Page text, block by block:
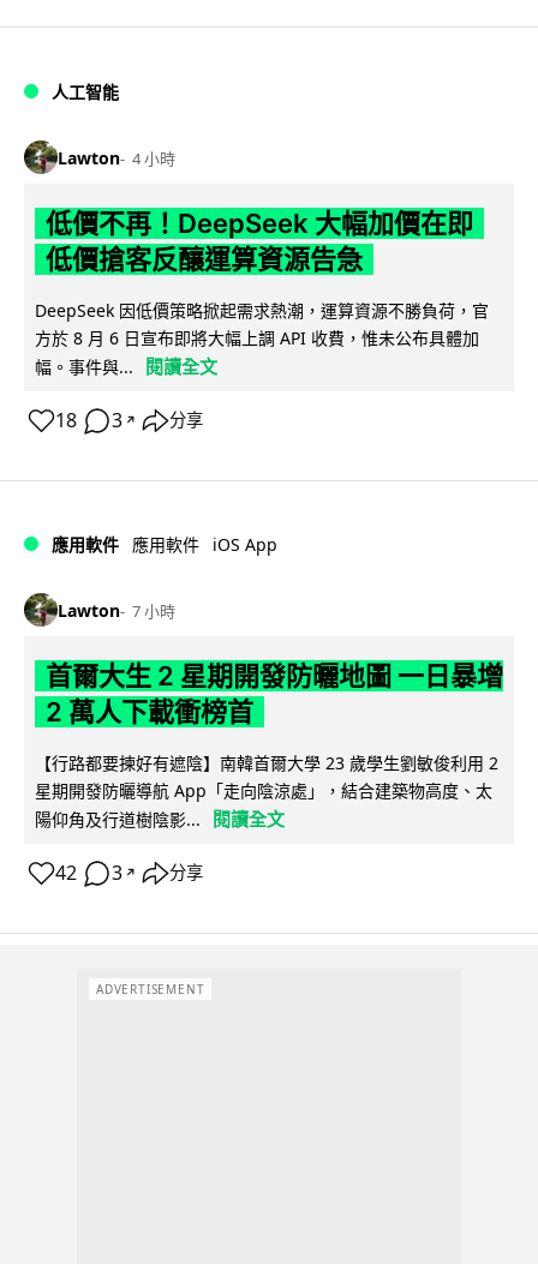
人工智能
Lawton 4 小時
低價不再！DeepSeek 大幅加價在即
低價搶客反釀運算資源告急
DeepSeek 因低價策略掀起需求熱潮，運算資源不勝負荷，官
方於 8 月 6 日宣布即將大幅上調 API 收費，惟未公布具體加
幅。事件與...
閱讀全文
18 3 ↗ 分享
應用軟件 應用軟件 iOS App
Lawton 7 小時
首爾大生 2 星期開發防曬地圖 一日暴增
2 萬人下載衝榜首
【行路都要揀好有遮陰】南韓首爾大學 23 歲學生劉敏俊利用 2
星期開發防曬導航 App「走向陰涼處」，結合建築物高度、太
陽仰角及行道樹陰影...
閱讀全文
42 3 ↗ 分享
ADVERTISEMENT